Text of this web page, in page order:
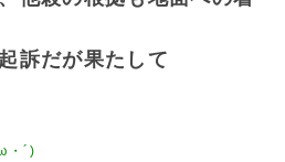
訴だが果たして
・´)